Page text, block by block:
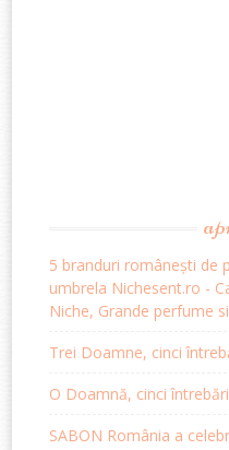
5 branduri românești de
umbrela Nichesent.ro -
Niche, Grande perfume
Trei Doamne, cinci
O Doamnă, cinci
SABON România a